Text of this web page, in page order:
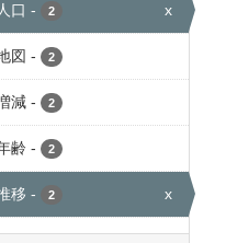
人口 - 2 x
図 - 2
減 - 2
齢 - 2
移 - 2 x